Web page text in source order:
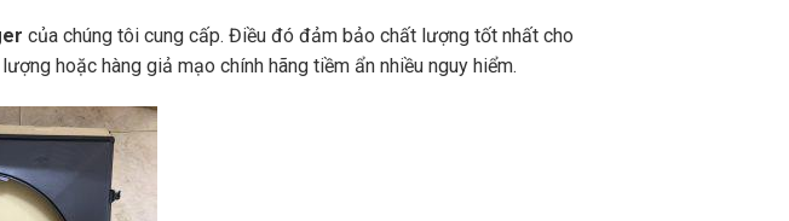
của chúng tôi cung cấp. Điều đó đảm bảo chất lượng tốt nhất cho
hoặc hàng giả mạo chính hãng tiềm ẩn nhiều nguy hiểm.